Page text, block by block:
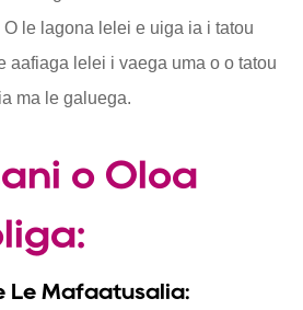
le lagona lelei e uiga ia i tatou
aafiaga lelei i vaega uma o o tatou
ma le galuega.
o Oloa
Le Mafaatusalia: